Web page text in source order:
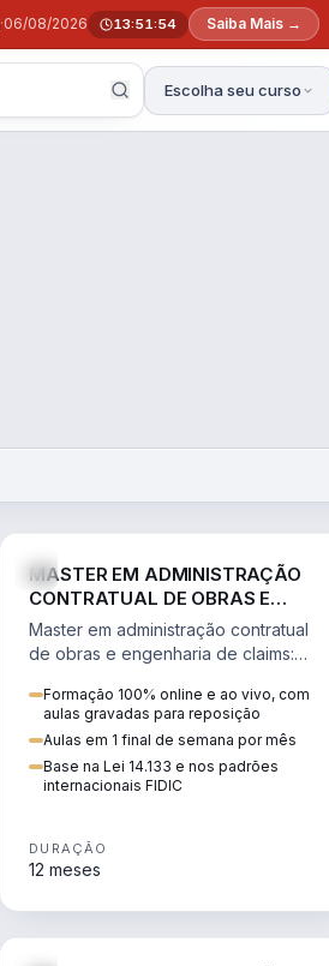
·06/08/2026 13:51:53 Saiba Mais →
Escolha seu curso
MASTER EM ADMINISTRAÇÃO
CONTRATUAL DE OBRAS E
ENGENHARIA DE CLAIMS
Master em administração contratual
de obras e engenharia de claims:
pleitos, delay analysis e FIDIC.
Formação 100% online e ao vivo, com
aulas gravadas para reposição
Aulas em 1 final de semana por mês
Base na Lei 14.133 e nos padrões
internacionais FIDIC
DURAÇÃO
12 meses